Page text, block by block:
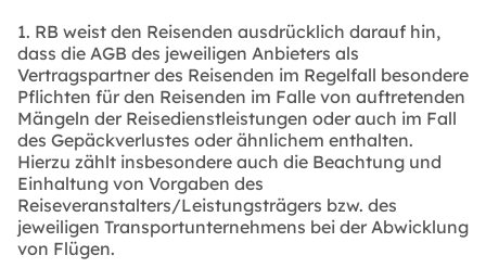
1. RB weist den Reisenden ausdrücklich darauf hin,
dass die AGB des jeweiligen Anbieters als
Vertragspartner des Reisenden im Regelfall besondere
Pflichten für den Reisenden im Falle von auftretenden
Mängeln der Reisedienstleistungen oder auch im Fall
des Gepäckverlustes oder ähnlichem enthalten.
Hierzu zählt insbesondere auch die Beachtung und
Einhaltung von Vorgaben des
Reiseveranstalters/Leistungsträgers bzw. des
jeweiligen Transportunternehmens bei der Abwicklung
von Flügen.